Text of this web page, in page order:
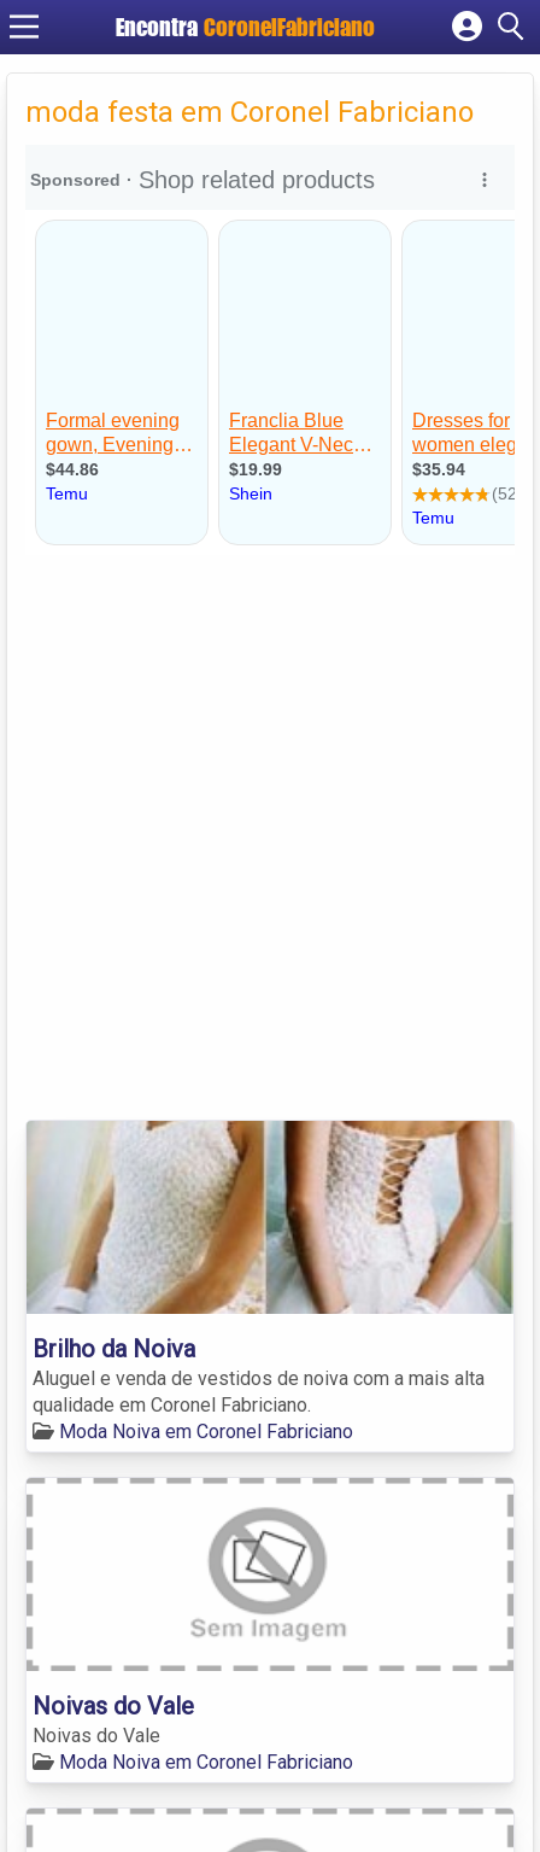
Encontra CoronelFabriciano
Cadastrar empresa
Criar conta
moda festa em Coronel Fabriciano
Brilho da Noiva
Aluguel e venda de vestidos de noiva com a mais alta
qualidade em Coronel Fabriciano.
Moda Noiva em Coronel Fabriciano
Noivas do Vale
Noivas do Vale
Moda Noiva em Coronel Fabriciano